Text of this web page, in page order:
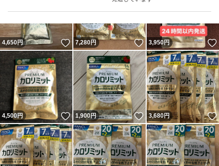
4,650円 いいね！
7,280円 いいね！
3,950円
4,500円 いいね！
1,900円 いいね！
3,680円